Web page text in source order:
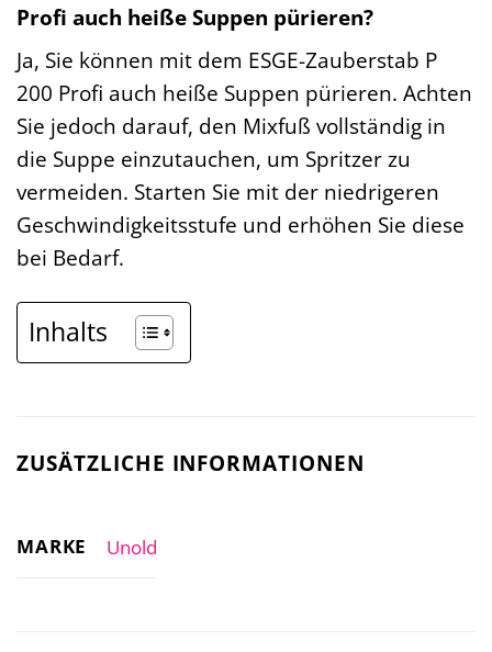
Profi auch heiße Suppen pürieren?
Ja, Sie können mit dem ESGE-Zauberstab P
200 Profi auch heiße Suppen pürieren. Achten
Sie jedoch darauf, den Mixfuß vollständig in
die Suppe einzutauchen, um Spritzer zu
vermeiden. Starten Sie mit der niedrigeren
Geschwindigkeitsstufe und erhöhen Sie diese
bei Bedarf.
Inhalts
ZUSÄTZLICHE INFORMATIONEN
MARKE Unold